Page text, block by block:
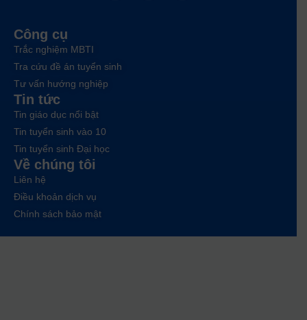
Công cụ
Trắc nghiệm MBTI
Tra cứu đề án tuyển sinh
Tư vấn hướng nghiệp
Tin tức
Tin giáo dục nổi bật
Tin tuyển sinh vào 10
Tin tuyển sinh Đại học
Về chúng tôi
Liên hệ
Điều khoản dịch vụ
Chính sách bảo mật